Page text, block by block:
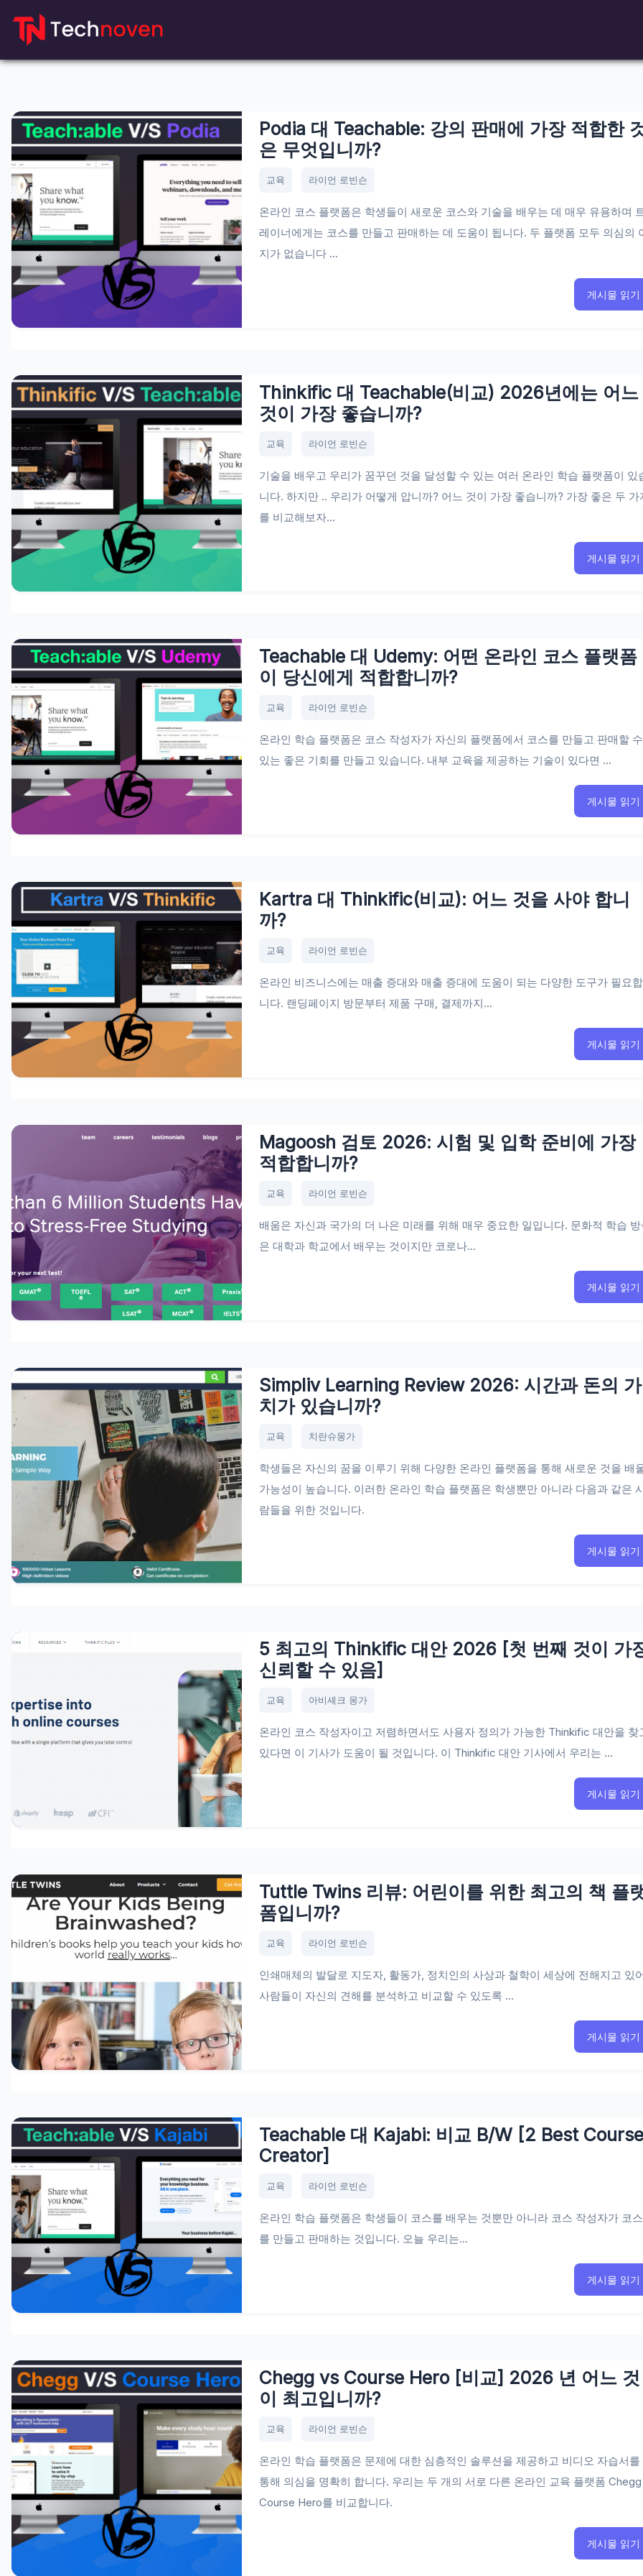
Podia 대 Teachable: 강의 판매에 가장 적합한
은 무엇입니까?
교육 라이언 로빈슨
온라인 코스 플랫폼은 학생들이 새로운 코스와 기술을 배우는 데 매우 유용하며
레이너에게는 코스를 만들고 판매하는 데 도움이 됩니다. 두 플랫폼 모두 의심의
지가 없습니다 ...
게시물 읽기
Thinkific 대 Teachable(비교) 2026년에는 어느
것이 가장 좋습니까?
교육 라이언 로빈슨
기술을 배우고 우리가 꿈꾸던 것을 달성할 수 있는 여러 온라인 학습 플랫폼이 있
니다. 하지만 .. 우리가 어떻게 압니까? 어느 것이 가장 좋습니까? 가장 좋은 두 가
를 비교해보자...
게시물 읽기
Teachable 대 Udemy: 어떤 온라인 코스 플랫폼
이 당신에게 적합합니까?
교육 라이언 로빈슨
온라인 학습 플랫폼은 코스 작성자가 자신의 플랫폼에서 코스를 만들고 판매할 수
있는 좋은 기회를 만들고 있습니다. 내부 교육을 제공하는 기술이 있다면 ...
게시물 읽기
Kartra 대 Thinkific(비교): 어느 것을 사야 합니
까?
교육 라이언 로빈슨
온라인 비즈니스에는 매출 증대와 매출 증대에 도움이 되는 다양한 도구가 필요합
니다. 랜딩페이지 방문부터 제품 구매, 결제까지...
게시물 읽기
Magoosh 검토 2026: 시험 및 입학 준비에 가장
적합합니까?
교육 라이언 로빈슨
배움은 자신과 국가의 더 나은 미래를 위해 매우 중요한 일입니다. 문화적 학습
은 대학과 학교에서 배우는 것이지만 코로나...
게시물 읽기
Simpliv Learning Review 2026: 시간과 돈의 가
치가 있습니까?
교육 치란슈몽가
학생들은 자신의 꿈을 이루기 위해 다양한 온라인 플랫폼을 통해 새로운 것을 배
가능성이 높습니다. 이러한 온라인 학습 플랫폼은 학생뿐만 아니라 다음과 같은
람들을 위한 것입니다.
게시물 읽기
5 최고의 Thinkific 대안 2026 [첫 번째 것이 가
신뢰할 수 있음]
교육 아비셰크 몽가
온라인 코스 작성자이고 저렴하면서도 사용자 정의가 가능한 Thinkific 대안을 찾
있다면 이 기사가 도움이 될 것입니다. 이 Thinkific 대안 기사에서 우리는 ...
게시물 읽기
Tuttle Twins 리뷰: 어린이를 위한 최고의 책 플
폼입니까?
교육 라이언 로빈슨
인쇄매체의 발달로 지도자, 활동가, 정치인의 사상과 철학이 세상에 전해지고 있
사람들이 자신의 견해를 분석하고 비교할 수 있도록 ...
게시물 읽기
Teachable 대 Kajabi: 비교 B/W [2 Best
Creator]
교육 라이언 로빈슨
온라인 학습 플랫폼은 학생들이 코스를 배우는 것뿐만 아니라 코스 작성자가 코스
를 만들고 판매하는 것입니다. 오늘 우리는...
게시물 읽기
Chegg vs Course Hero [비교] 2026 년 어느 것
이 최고입니까?
교육 라이언 로빈슨
온라인 학습 플랫폼은 문제에 대한 심층적인 솔루션을 제공하고 비디오 자습서를
통해 의심을 명확히 합니다. 우리는 두 개의 서로 다른 온라인 교육 플랫폼
Course Hero를 비교합니다.
게시물 읽기